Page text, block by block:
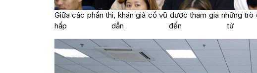
Giữa các phần thi, khán giả cổ vũ được tham gia những
hấp dẫn đến từ